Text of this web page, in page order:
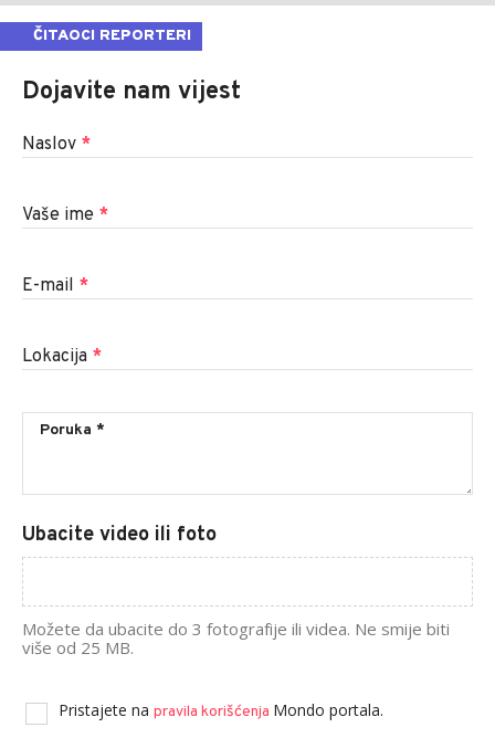
ČITAOCI REPORTERI
Dojavite nam vijest
Naslov *
Vaše ime *
E-mail *
Lokacija *
Ubacite video ili foto
Možete da ubacite do 3 fotografije ili videa. Ne smije biti
više od 25 MB.
Pristajete na pravila korišćenja Mondo portala.